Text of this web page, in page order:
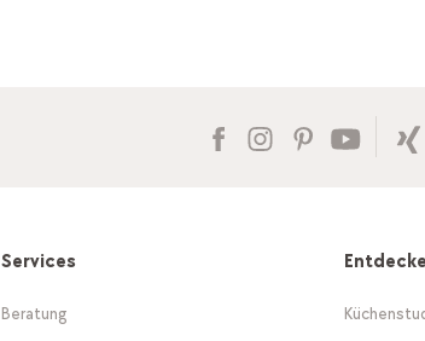
Services
Beratung